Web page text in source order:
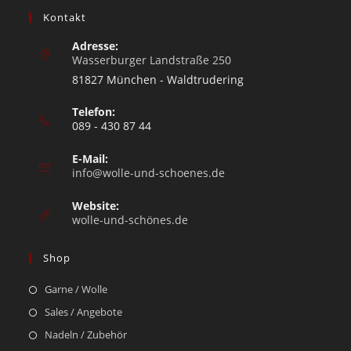
Kontakt
Adresse:
Wasserburger Landstraße 250
81827 München - Waldtrudering
Telefon:
089 - 430 87 44
E-Mail:
info@wolle-und-schoenes.de
Website:
wolle-und-schönes.de
Shop
Garne / Wolle
Sales / Angebote
Nadeln / Zubehör